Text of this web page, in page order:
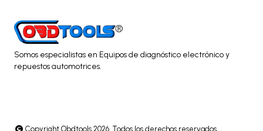
Somos especialistas en Equipos de diagnóstico electrónico y
repuestos automotrices.
Copyright Obdtools 2026. Todos los derechos reservados.